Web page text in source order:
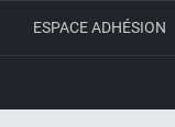
ESPACE ADHÉSION